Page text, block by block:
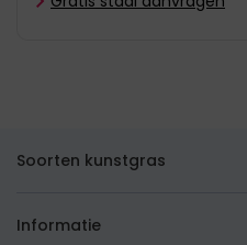
Soorten kunstgras
Alle soorten
Informatie